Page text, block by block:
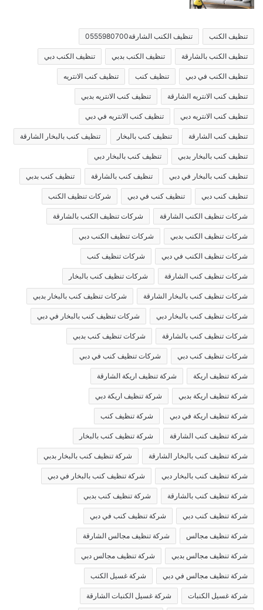
تنظيف الكنب تنظيف الكنب الشارقة0555980700
تنظيف الكنب بالشارقة تنظيف الكنب بدبي تنظيف الكنب دبي
تنظيف الكنب في دبي تنظيف كنب تنظيف كنب الانتريه
تنظيف كنب الانتريه الشارقة تنظيف كنب الانتريه بدبي
تنظيف كنب الانتريه دبي تنظيف كنب الانتريه في دبي
تنظيف كنب الشارقة تنظيف كنب بالبخار تنظيف كنب بالبخار الشارقة
تنظيف كنب بالبخار بدبي تنظيف كنب بالبخار دبي
تنظيف كنب بالبخار في دبي تنظيف كنب بالشارقة تنظيف كنب بدبي
تنظيف كنب دبي تنظيف كنب في دبي شركات تنظيف الكنب
شركات تنظيف الكنب الشارقة شركات تنظيف الكنب بالشارقة
شركات تنظيف الكنب بدبي شركات تنظيف الكنب دبي
شركات تنظيف الكنب في دبي شركات تنظيف كنب
شركات تنظيف كنب الشارقة شركات تنظيف كنب بالبخار
شركات تنظيف كنب بالبخار الشارقة شركات تنظيف كنب بالبخار بدبي
شركات تنظيف كنب بالبخار دبي شركات تنظيف كنب بالبخار في دبي
شركات تنظيف كنب بالشارقة شركات تنظيف كنب بدبي
شركات تنظيف كنب دبي شركات تنظيف كنب في دبي
شركة تنظيف اريكة شركة تنظيف اريكة الشارقة
شركة تنظيف اريكة بدبي شركة تنظيف اريكة دبي
شركة تنظيف اريكة في دبي شركة تنظيف كنب
شركة تنظيف كنب الشارقة شركة تنظيف كنب بالبخار
شركة تنظيف كنب بالبخار الشارقة شركة تنظيف كنب بالبخار بدبي
شركة تنظيف كنب بالبخار دبي شركة تنظيف كنب بالبخار في دبي
شركة تنظيف كنب بالشارقة شركة تنظيف كنب بدبي
شركة تنظيف كنب دبي شركة تنظيف كنب في دبي
شركة تنظيف مجالس شركة تنظيف مجالس الشارقة
شركة تنظيف مجالس بدبي شركة تنظيف مجالس دبي
شركة تنظيف مجالس في دبي شركة غسيل الكنب
شركة غسيل الكنبات شركة غسيل الكنبات الشارقة